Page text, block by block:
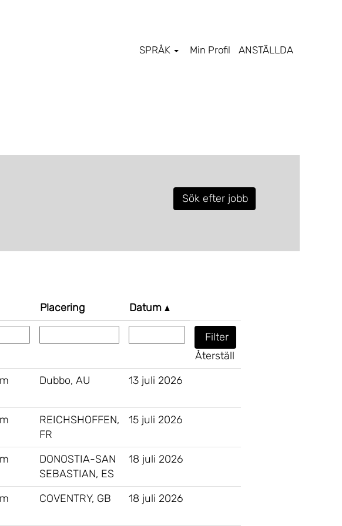
SPRÅK Min Profil ANSTÄLLDA
Placering Datum
Återställ
Dubbo, AU 13 juli 2026
REICHSHOFFEN,
FR
15 juli 2026
DONOSTIA-SAN
SEBASTIAN, ES
18 juli 2026
COVENTRY, GB 18 juli 2026